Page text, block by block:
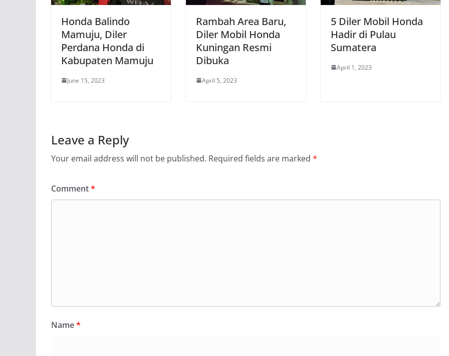
Honda Balindo
Mamuju, Diler
Perdana Honda di
Kabupaten Mamuju
June 15, 2023
Rambah Area Baru,
Diler Mobil Honda
Kuningan Resmi
Dibuka
April 5, 2023
5 Diler Mobil Honda
Hadir di Pulau
Sumatera
April 1, 2023
Leave a Reply
Your email address will not be published. Required fields are marked *
Comment*
Name*